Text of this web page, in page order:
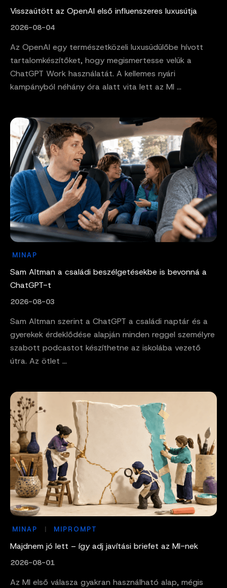
Visszaütött az OpenAI első influenszeres luxusútja
2026-08-04
Az OpenAI egy természetközeli luxusüdülőbe hívott
tartalomkészítőket, hogy megismertesse velük a
ChatGPT Work használatát. A kellemes nyári
kampányból néhány óra alatt vita lett az MI ...
MINAP
Sam Altman a családi beszélgetésekbe is bevonná a
ChatGPT-t
2026-08-03
Sam Altman szerint a ChatGPT a családi naptár és a
gyerekek érdeklődése alapján minden reggel személyre
szabott podcastot készíthetne az iskolába vezető
útra. Az ötlet ...
MINAP MIPROMPT
Majdnem jó lett – így adj javítási briefet az MI-nek
2026-08-01
Az MI első válasza gyakran használható alap, mégis